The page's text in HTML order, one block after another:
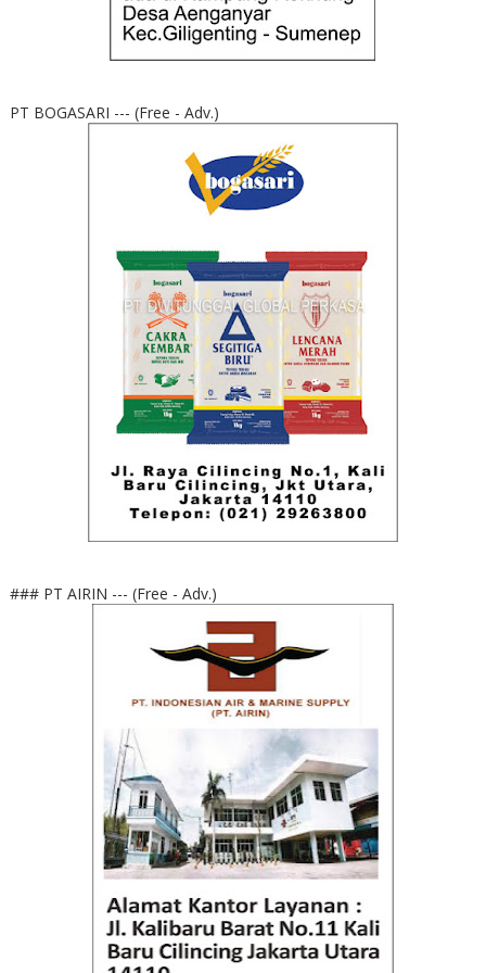
PT BOGASARI --- (Free - Adv.)
### PT AIRIN --- (Free - Adv.)